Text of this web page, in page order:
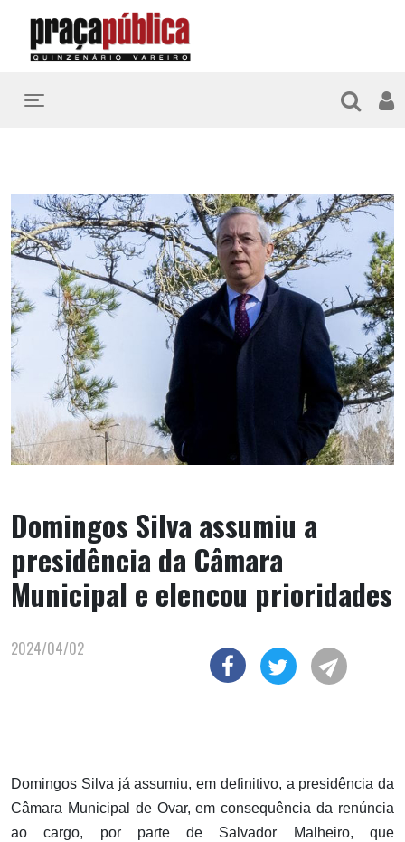
Toggle navigation
Domingos Silva assumiu a
presidência da Câmara
Municipal e elencou prioridades
2024/04/02
Domingos Silva já assumiu, em definitivo, a presidência da
Câmara Municipal de Ovar, em consequência da renúncia
ao cargo, por parte de Salvador Malheiro, que